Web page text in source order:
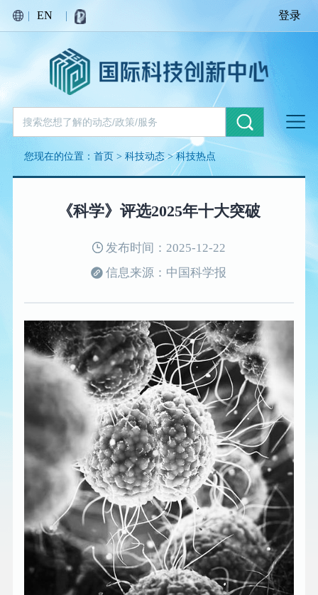
| EN | 登录
您现在的位置：首页 >科技动态>科技热点
《科学》评选2025年十大突破
发布时间：2025-12-22
信息来源：中国科学报